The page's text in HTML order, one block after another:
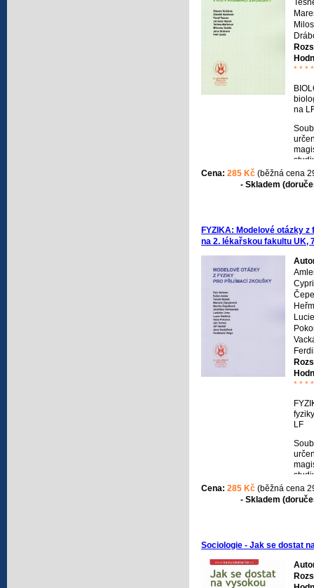
na
* * *
na
by
Cena: 285 Kč (běžná cena
- Skladem
FYZIKA: Modelové otázky
na 2. lékařskou fakultu UK,
* * *
LF
Cena: 285 Kč (běžná cena
- Skladem
Sociologie - Jak se dostat